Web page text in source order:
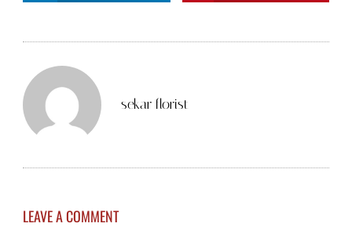
sekar florist
LEAVE A COMMENT